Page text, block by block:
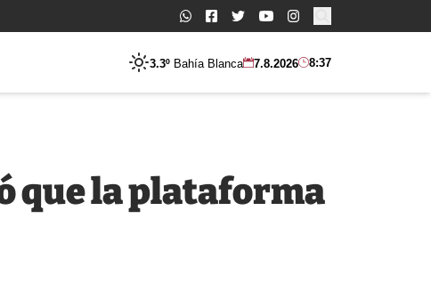
Buscar:
3.3º Bahía Blanca 7.8.2026 8:37
que la plataforma